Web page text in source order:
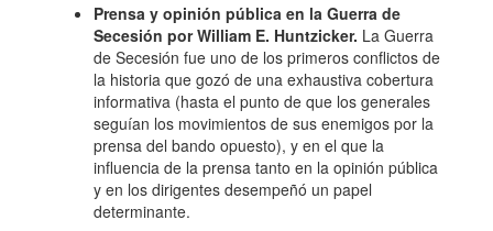
Prensa y opinión pública en la Guerra de
Secesión por William E. Huntzicker. La Guerra
de Secesión fue uno de los primeros conflictos de
la historia que gozó de una exhaustiva cobertura
informativa (hasta el punto de que los generales
seguían los movimientos de sus enemigos por la
prensa del bando opuesto), y en el que la
influencia de la prensa tanto en la opinión pública
y en los dirigentes desempeñó un papel
determinante.